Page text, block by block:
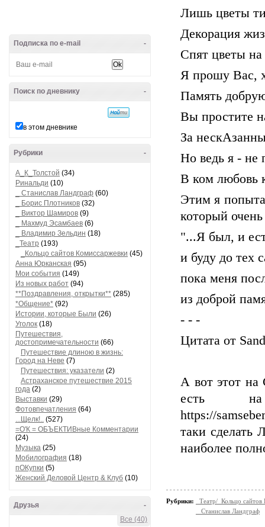
-
Подписка по e-mail
-
Поиск по дневнику
в этом дневнике
-
Рубрики
А_К_Толстой (34)
Ринальди (10)
_ Станислав Ландграф (60)
_ Борис Плотников (32)
_ Виктор Шамиров (9)
_ Махмуд Эсамбаев (6)
_ Владимир Зельдин (18)
_Театр (193)
_Кольцо сайтов Комиссаржевки (45)
Анна Юрканская (95)
Мои события (149)
Из новых работ (94)
**Поздравления, открытки** (285)
*Общение* (92)
Истории, которые Были (26)
Уголок (18)
Путешествия,
достопримечательности (66)
Путешествие длиною в жизнь:
Город на Неве (7)
Путешествия: указатели (2)
Астраханское путешествие 2015
года (2)
Выставки (29)
Фотовпечатления (64)
...Щелк!.. (527)
=О'К = ОБЪЕКТИВные Комментарии
(24)
Музыка (25)
Мобилография (18)
пОКупки (5)
Женский Деловой Центр & Клуб (10)
-
Друзья
Все (40)
Лишь цветы
Декорация
Спят цветы на
Я прошу Вас,
Память
Вы простите
За
Но ведь я - не
В ком любовь
Этим я
который
"...Я был, и
и буду до тех
пока меня
из доброй
- - -
Цитата от
А вот этот на
есть на
https://
таки сделать
наиболее
Рубрики:
_Театр/_Кольцо
_ Станислав Ландграф